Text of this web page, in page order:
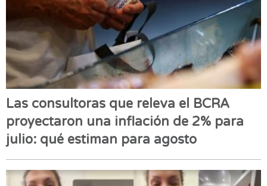
Las consultoras que releva el BCRA
proyectaron una inflación de 2% para
julio: qué estiman para agosto